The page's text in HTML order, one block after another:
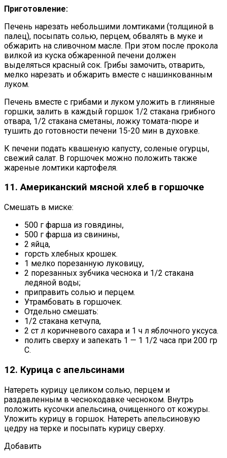
Приготовление:
Печень нарезать небольшими ломтиками (толщиной в
палец), посыпать солью, перцем, обвалять в муке и
обжарить на сливочном масле. При этом после прокола
вилкой из куска обжаренной печени должен
выделяться красный сок. Грибы замочить, отварить,
мелко нарезать и обжарить вместе с нашинкованным
луком.
Печень вместе с грибами и луком уложить в глиняные
горшки, залить в каждый горшок 1/2 стакана грибного
отвара, 1/2 стакана сметаны, ложку томата-пюре и
тушить до готовности печени 15-20 мин в духовке.
К печени подать квашеную капусту, соленые огурцы,
свежий салат. В горшочек можно положить также
жареные ломтики картофеля.
11. Американский мясной хлеб в горшочке
Смешать в миске:
500 г фарша из говядины,
500 г фарша из свинины,
2 яйца,
горсть хлебных крошек.
1 мелко порезанную луковицу,
2 порезанных зубчика чеснока и 1/2 стакана
ледяной воды;
приправить солью и перцем.
Утрамбовать в горшочек.
Отдельно смешать:
1/2 стакана кетчупа,
2 ст л коричневого сахара и 1 ч л яблочного уксуса.
полить сверху и запекать 1 — 1 1/2 часа при 200 гр
С.
12. Курица с апельсинами
Натереть курицу целиком солью, перцем и
раздавленным в чеснокодавке чесноком. Внутрь
положить кусочки апельсина, очищенного от кожуры.
Уложить курицу в горшок. Натереть апельсиновую
цедру на терке и посыпать курицу сверху.
Добавить